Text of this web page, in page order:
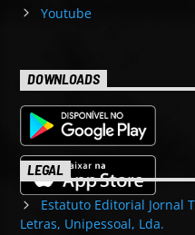
Youtube
DOWNLOADS
LEGAL
Estatuto Editorial Jornal
Letras, Unipessoal, Lda.